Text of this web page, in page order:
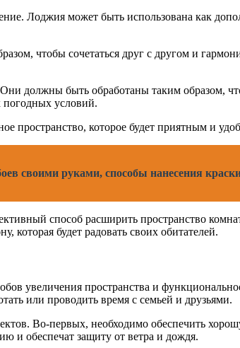
Лоджия может быть использована как
чтобы сочетаться друг с другом и
должны быть обработаны таким образом,
условий.
пространство, которое будет приятным и
своими руками, способы нанесения
способ расширить пространство
будет радовать своих обитателей.
увеличения пространства и
или проводить время с семьей и друзьями.
Во-первых, необходимо обеспечить
и обеспечат защиту от ветра и дождя.